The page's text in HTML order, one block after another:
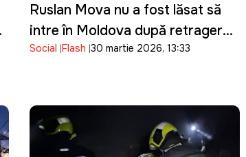
Ruslan Mova nu a fost lăsat să
intre în Moldova după retragerea
cetățeniei
Social Flash 30 martie 2026, 13:33